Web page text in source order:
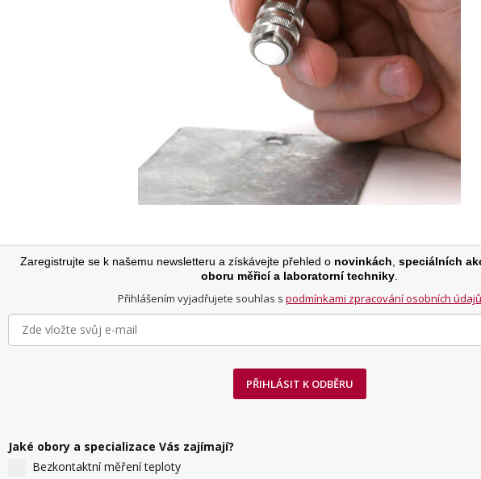
Zaregistrujte se k našemu newsletteru a získávejte přehled o novinkách speciálních
oboru měřicí a laboratorní techniky
Přihlášením vyjadřujete souhlas s podmínkami zpracování osobních údajů
PŘIHLÁSIT K ODBĚRU
Jaké obory a specializace Vás zajímají?
Bezkontaktní měření teploty